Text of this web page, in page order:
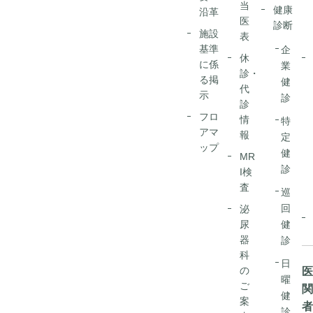
沿革
施設
基準
に係
る掲
示
フロ
アマ
ップ
当
医
表
休
診・
代
診
情
報
MR
I検
査
泌
尿
器
科
の
ご
案
健康
診断
企
業
健
診
特
定
健
診
巡
回
健
診
日
曜
健